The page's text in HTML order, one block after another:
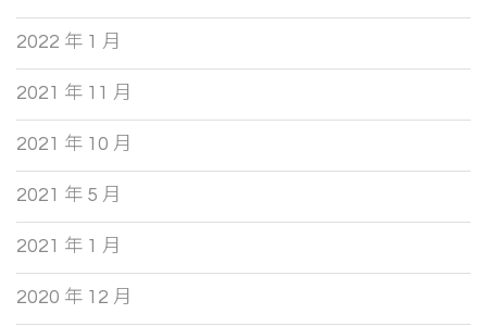
2022 年 1 月
2021 年 11 月
2021 年 10 月
2021 年 5 月
2021 年 1 月
2020 年 12 月